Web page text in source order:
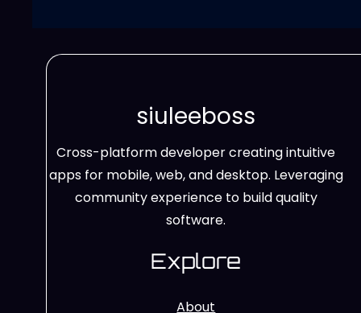
siuleeboss
Cross-platform developer creating intuitive
apps for mobile, web, and desktop. Leveraging
community experience to build quality
software.
Explore
About